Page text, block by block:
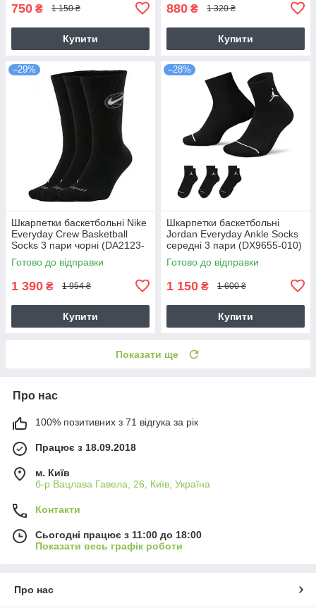
750 ₴ 1 150 ₴
Купити
880 ₴ 1 320 ₴
Купити
–29%
Шкарпетки баскетбольні Nike
Everyday Crew Basketball
Socks 3 пари чорні (DA2123-
010)
Готово до відправки
1 390 ₴ 1 954 ₴
Купити
–28%
Шкарпетки баскетбольні
Jordan Everyday Ankle Socks
середні 3 пари (DX9655-010)
Готово до відправки
1 150 ₴ 1 600 ₴
Купити
Показати ще
Про нас
100% позитивних з 71 відгука за рік
Працює з 18.09.2018
м. Київ
б-р Вацлава Гавела, 26, Київ, Україна
Контакти
Сьогодні працює з 11:00 до 18:00
Показати весь графік роботи
Про нас